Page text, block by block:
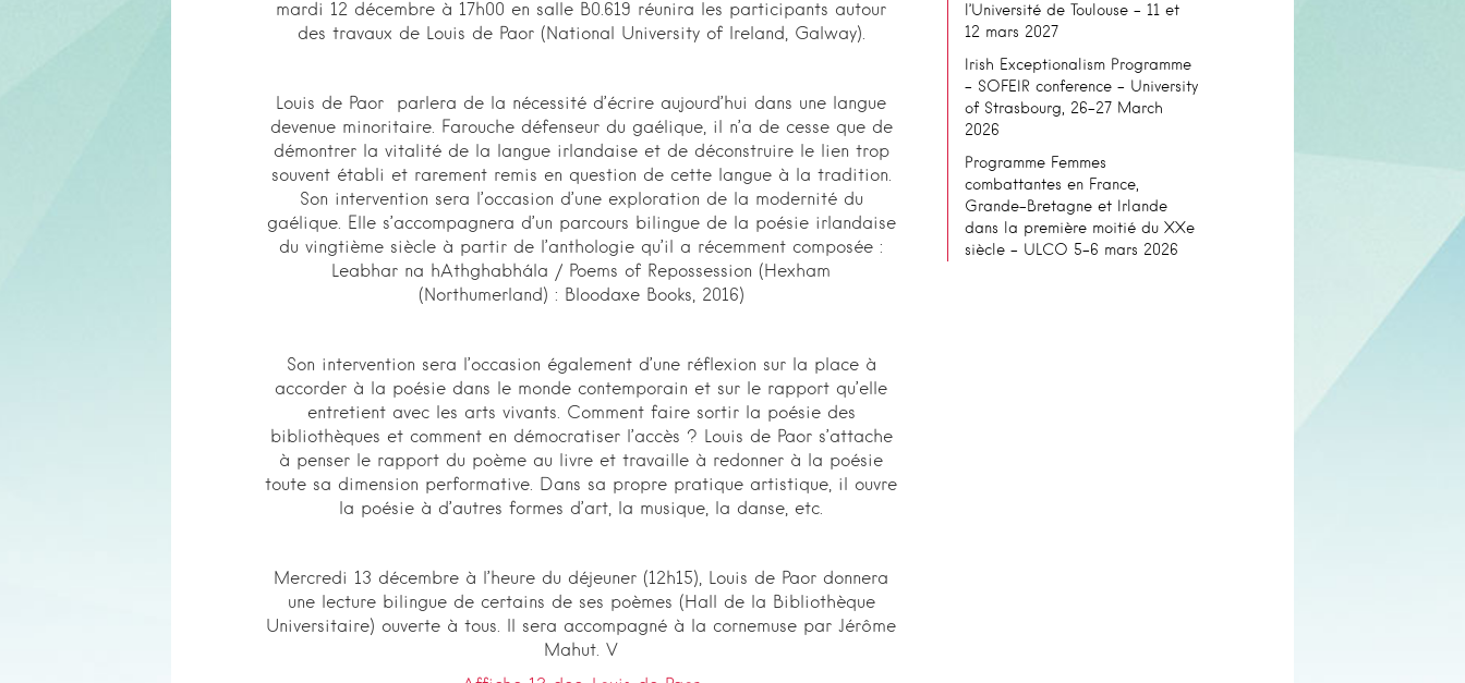
mardi 12 décembre à 17h00 en salle B0.619 réunira les participants autour
des travaux de Louis de Paor (National University of Ireland, Galway).
Louis de Paor parlera de la nécessité d’écrire aujourd’hui dans une langue
devenue minoritaire. Farouche défenseur du gaélique, il n’a de cesse que de
démontrer la vitalité de la langue irlandaise et de déconstruire le lien trop
souvent établi et rarement remis en question de cette langue à la tradition.
Son intervention sera l’occasion d’une exploration de la modernité du
gaélique. Elle s’accompagnera d’un parcours bilingue de la poésie irlandaise
du vingtième siècle à partir de l’anthologie qu’il a récemment composée :
Leabhar na hAthghabhála / Poems of Repossession (Hexham
(Northumerland) : Bloodaxe Books, 2016)
Son intervention sera l’occasion également d’une réflexion sur la place à
accorder à la poésie dans le monde contemporain et sur le rapport qu’elle
entretient avec les arts vivants. Comment faire sortir la poésie des
bibliothèques et comment en démocratiser l’accès ? Louis de Paor s’attache
à penser le rapport du poème au livre et travaille à redonner à la poésie
toute sa dimension performative. Dans sa propre pratique artistique, il ouvre
la poésie à d’autres formes d’art, la musique, la danse, etc.
Mercredi 13 décembre à l’heure du déjeuner (12h15), Louis de Paor donnera
une lecture bilingue de certains de ses poèmes (Hall de la Bibliothèque
Universitaire) ouverte à tous. Il sera accompagné à la cornemuse par Jérôme
Mahut. V
l’Université de Toulouse – 11 et
12 mars 2027
Irish Exceptionalism Programme
– SOFEIR conference – University
of Strasbourg, 26-27 March
2026
Programme Femmes
combattantes en France,
Grande-Bretagne et Irlande
dans la première moitié du XXe
siècle – ULCO 5-6 mars 2026